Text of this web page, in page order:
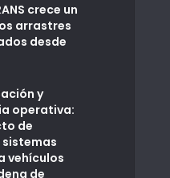
crece un
arrastres
desde
y
operativa:
de
vehículos
de